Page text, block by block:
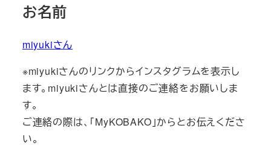
お名前
miyukiさん
※miyukiさんのリンクからインスタグラムを表示し
ます。miyukiさんとは直接のご連絡をお願いしま
す。
ご連絡の際は、「MyKOBAKO」からとお伝えくださ
い。